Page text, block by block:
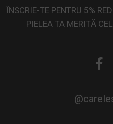
ÎNSCRIE-TE PENTRU 5%
PIELEA TA MERITĂ